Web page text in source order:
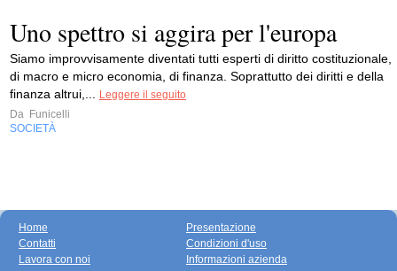
Uno spettro si aggira per l'europa
Siamo improvvisamente diventati tutti esperti di diritto costituzionale,
di macro e micro economia, di finanza. Soprattutto dei diritti e della
finanza altrui,... Leggere il seguito
Da Funicelli
SOCIETÀ
Home
Contatti
Lavora con noi
Presentazione
Condizioni d'uso
Informazioni azienda